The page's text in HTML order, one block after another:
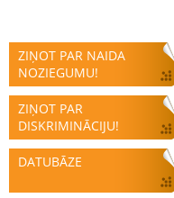
ZIŅOT PAR NAIDA
NOZIEGUMU!
ZIŅOT PAR
DISKRIMINĀCIJU!
DATUBĀZE